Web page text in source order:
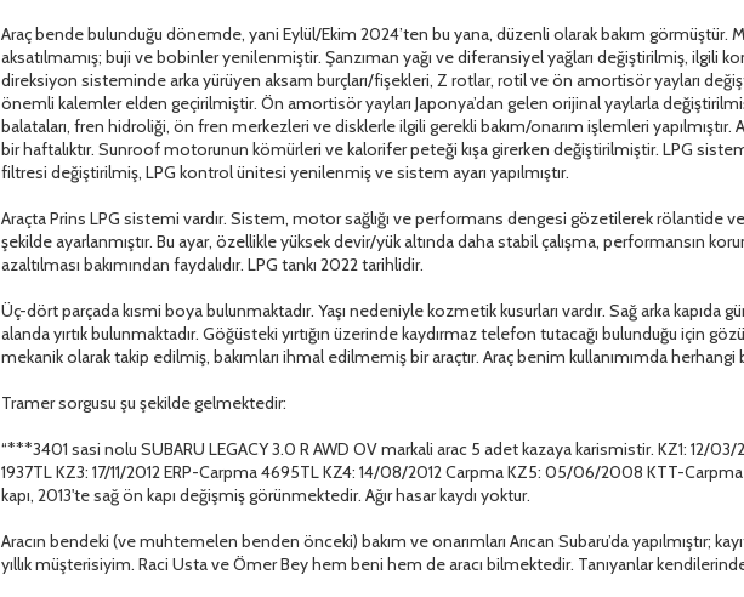
Araç bende bulunduğu dönemde, yani Eylül/Ekim 2024’ten bu yana, düzenli olarak bakım görmüştür.
aksatılmamış; buji ve bobinler yenilenmiştir. Şanzıman yağı ve diferansiyel yağları değiştirilmiş, ilgili
direksiyon sisteminde arka yürüyen aksam burçları/fişekleri, Z rotlar, rotil ve ön amortisör yayları
önemli kalemler elden geçirilmiştir. Ön amortisör yayları Japonya’dan gelen orijinal yaylarla
balataları, fren hidroliği, ön fren merkezleri ve disklerle ilgili gerekli bakım/onarım işlemleri yapılmıştır.
bir haftalıktır. Sunroof motorunun kömürleri ve kalorifer peteği kışa girerken değiştirilmiştir. LPG
filtresi değiştirilmiş, LPG kontrol ünitesi yenilenmiş ve sistem ayarı yapılmıştır.
Araçta Prins LPG sistemi vardır. Sistem, motor sağlığı ve performans dengesi gözetilerek rölantide
şekilde ayarlanmıştır. Bu ayar, özellikle yüksek devir/yük altında daha stabil çalışma, performansın
azaltılması bakımından faydalıdır. LPG tankı 2022 tarihlidir.
Üç-dört parçada kısmi boya bulunmaktadır. Yaşı nedeniyle kozmetik kusurları vardır. Sağ arka kapıda
alanda yırtık bulunmaktadır. Göğüsteki yırtığın üzerinde kaydırmaz telefon tutacağı bulunduğu için
mekanik olarak takip edilmiş, bakımları ihmal edilmemiş bir araçtır. Araç benim kullanımımda herhangi
Tramer sorgusu şu şekilde gelmektedir:
“***3401 sasi nolu SUBARU LEGACY 3.0 R AWD OV markali arac 5 adet kazaya karismistir. KZ1: 12/03/
1937TL KZ3: 17/11/2012 ERP-Carpma 4695TL KZ4: 14/08/2012 Carpma KZ5: 05/06/2008 KTT-
kapı, 2013'te sağ ön kapı değişmiş görünmektedir. Ağır hasar kaydı yoktur.
Aracın bendeki (ve muhtemelen benden önceki) bakım ve onarımları Arıcan Subaru’da yapılmıştır;
yıllık müşterisiyim. Raci Usta ve Ömer Bey hem beni hem de aracı bilmektedir. Tanıyanlar